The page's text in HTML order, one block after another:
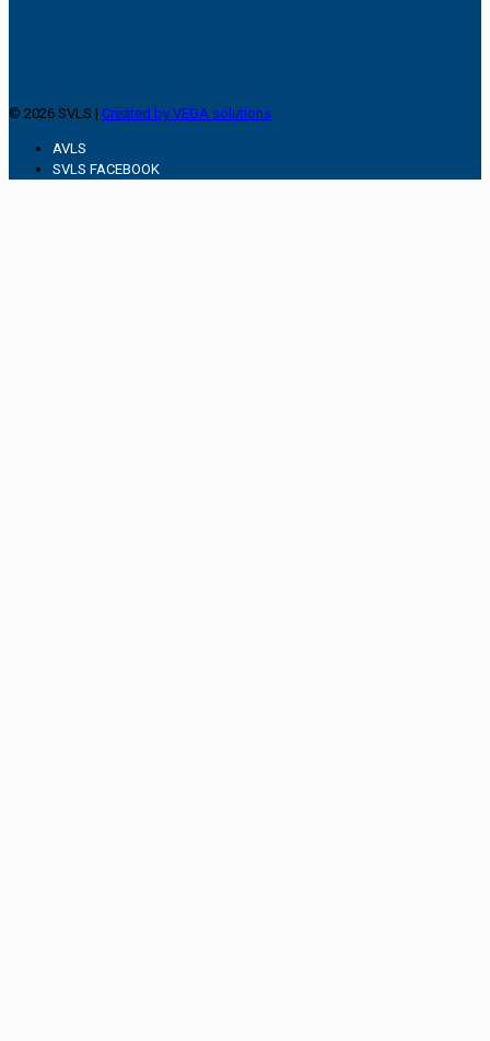
© 2026 SVLS | Created by VEGA solutions
AVLS
SVLS FACEBOOK